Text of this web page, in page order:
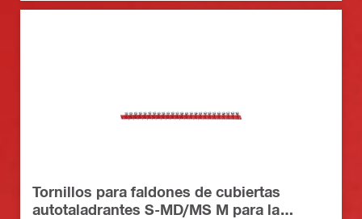
Tornillos para faldones de cubiertas
autotaladrantes S-MD/MS M para la